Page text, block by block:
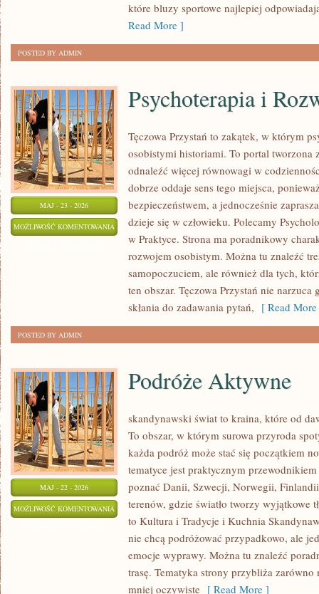
które bluzy sportowe najlepiej
Read More ]
POSTED BY ADMIN
MAJ - 23 - 2026
MOŻLIWOŚĆ KOMENTOWANIA PSYCHOTERAPIA
ROZWÓJ
Psychoterapia i
Tęczowa Przystań to zakątek, w którym
osobistymi historiami. To portal tworzona
odnaleźć więcej równowagi w
dobrze oddaje sens tego miejsca,
bezpieczeństwem, a jednocześnie
dzieje się w człowieku. Polecamy
w Praktyce. Strona ma poradnikowy
rozwojem osobistym. Można tu znaleźć
samopoczuciem, ale również dla tych,
ten obszar. Tęczowa Przystań nie
skłania do zadawania pytań, [ Read
POSTED BY ADMIN
MAJ - 22 - 2026
MOŻLIWOŚĆ KOMENTOWANIA PODRÓŻE
AKTYWNE
Podróże Aktywne
skandynawski świat to kraina, które od
To obszar, w którym surowa przyroda
każda podróż może stać się początkiem
tematyce jest praktycznym
poznać Danii, Szwecji, Norwegii,
terenów, gdzie światło tworzy wyjątkowe
to Kultura i Tradycje i Kuchnia
nie chcą podróżować przypadkowo, ale
emocje wyprawy. Można tu znaleźć
trasę. Tematyka strony przybliża
mniej oczywiste [ Read More ]